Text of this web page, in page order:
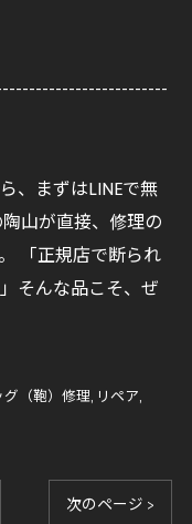
、まずはLINEで無
山が直接、修理の
「正規店で断られ
そんな品こそ、ぜ
グ（鞄）修理 リペア
次のページ >